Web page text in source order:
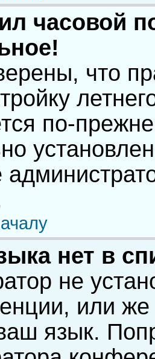
часовой
что
по-
нет в
не
или же
язык.